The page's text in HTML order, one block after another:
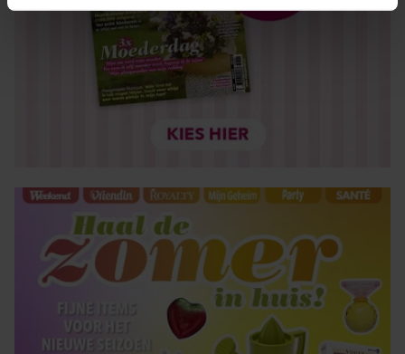
intrekken in de Cookieverklaring.
We gebruiken cookies om content en advertenties te
personaliseren, om functies voor social media te bieden
en om ons websiteverkeer te analyseren. Ook delen we
partners voor social media, adverteren en analyse. Deze
verzameld op basis van uw gebruik van hun services. U
gaat akkoord met onze cookies als u onze website blijft
gebruiken.